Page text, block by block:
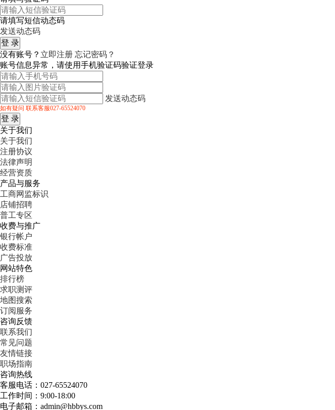
请填写短信动态码
发送动态码
没有账号？ 立即注册 忘记密码？
账号信息异常，请使用手机验证码验证登录
发送动态码
如有疑问 联系客服027-65524070
关于我们
关于我们
注册协议
法律声明
经营资质
产品与服务
工商网监标识
店铺招聘
普工专区
收费与推广
银行帐户
收费标准
广告投放
网站特色
排行榜
求职测评
地图搜索
订阅服务
咨询反馈
联系我们
常见问题
友情链接
职场指南
咨询热线
客服电话：027-65524070
工作时间：9:00-18:00
电子邮箱：admin@hbbys.com